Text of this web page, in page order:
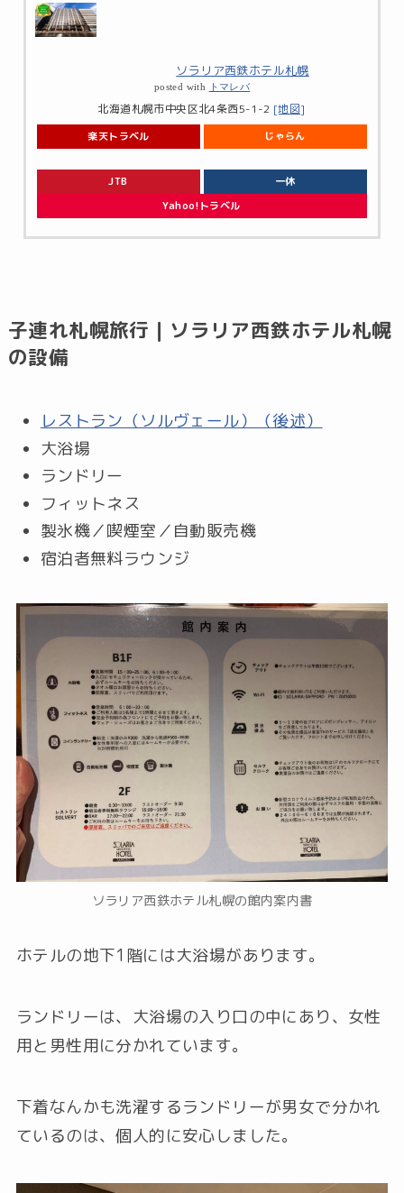
ソラリア西鉄ホテル札幌
posted with トマレバ
北海道札幌市中央区北4条西5-1-2 [地図]
楽天トラベル じゃらん
JTB
一休
Yahoo!トラベル
子連れ札幌旅行｜ソラリア西鉄ホテル札幌
の設備
レストラン（ソルヴェール）（後述）
大浴場
ランドリー
フィットネス
製氷機／喫煙室／自動販売機
宿泊者無料ラウンジ
ソラリア西鉄ホテル札幌の館内案内書
ホテルの地下1階には大浴場があります。
ランドリーは、大浴場の入り口の中にあり、女性
用と男性用に分かれています。
下着なんかも洗濯するランドリーが男女で分かれ
ているのは、個人的に安心しました。